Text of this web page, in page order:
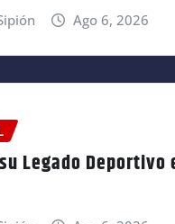
Ago 6, 2026
Legado Deportivo